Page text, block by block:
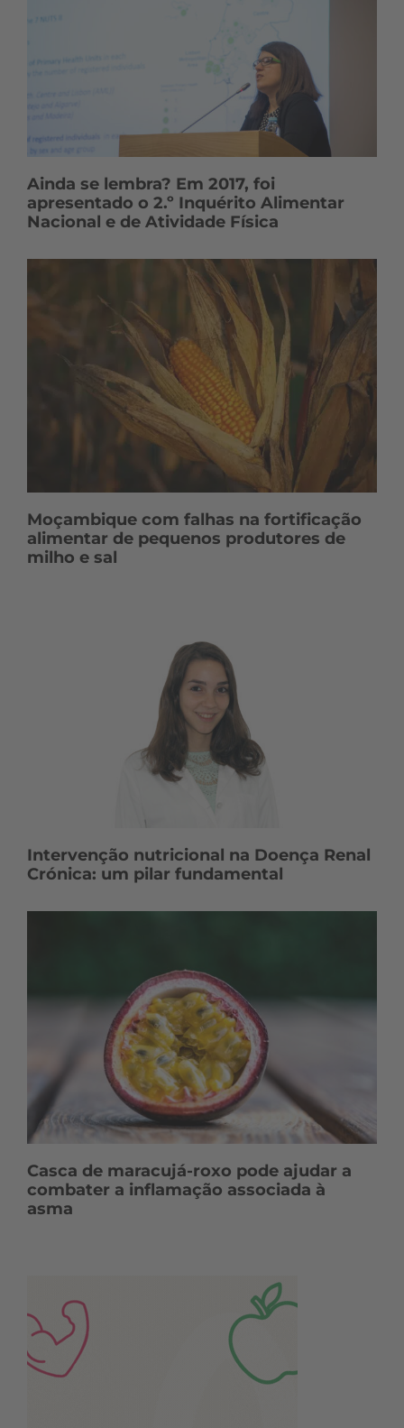
Ainda se lembra? Em 2017, foi
apresentado o 2.º Inquérito Alimentar
Nacional e de Atividade Física
Moçambique com falhas na fortificação
alimentar de pequenos produtores de
milho e sal
Intervenção nutricional na Doença Renal
Crónica: um pilar fundamental
Casca de maracujá-roxo pode ajudar a
combater a inflamação associada à
asma